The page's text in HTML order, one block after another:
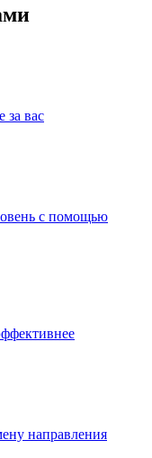
за вас
с помощью
направления